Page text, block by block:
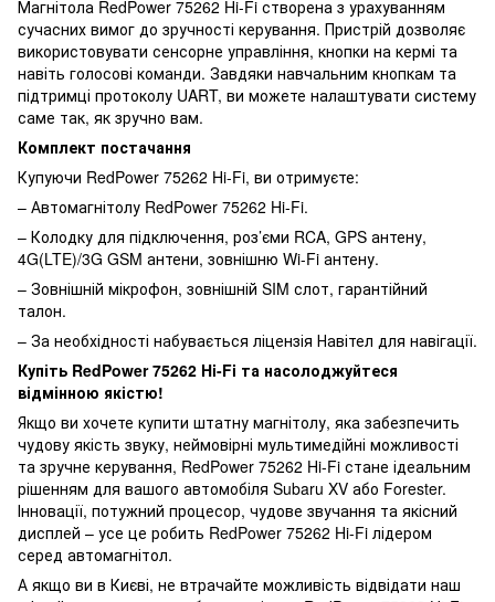
Магнітола RedPower 75262 Hi-Fi створена з урахуванням
сучасних вимог до зручності керування. Пристрій дозволяє
використовувати сенсорне управління, кнопки на кермі та
навіть голосові команди. Завдяки навчальним кнопкам та
підтримці протоколу UART, ви можете налаштувати систему
саме так, як зручно вам.
Комплект постачання
Купуючи RedPower 75262 Hi-Fi, ви отримуєте:
– Автомагнітолу RedPower 75262 Hi-Fi.
– Колодку для підключення, роз’єми RCA, GPS антену,
4G(LTE)/3G GSM антени, зовнішню Wi-Fi антену.
– Зовнішній мікрофон, зовнішній SIM слот, гарантійний
талон.
– За необхідності набувається ліцензія Навітел для навігації.
Купіть RedPower 75262 Hi-Fi та насолоджуйтеся
відмінною якістю!
Якщо ви хочете купити штатну магнітолу, яка забезпечить
чудову якість звуку, неймовірні мультимедійні можливості
та зручне керування, RedPower 75262 Hi-Fi стане ідеальним
рішенням для вашого автомобіля Subaru XV або Forester.
Інновації, потужний процесор, чудове звучання та якісний
дисплей – усе це робить RedPower 75262 Hi-Fi лідером
серед автомагнітол.
А якщо ви в Києві, не втрачайте можливість відвідати наш